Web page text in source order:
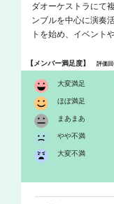
ダオーケストラにて
ンブルを中心に演奏
トを始め、イベント
【メンバー満足度】評価
大変満足
ほぼ満足
まあまあ
やや不満
大変不満